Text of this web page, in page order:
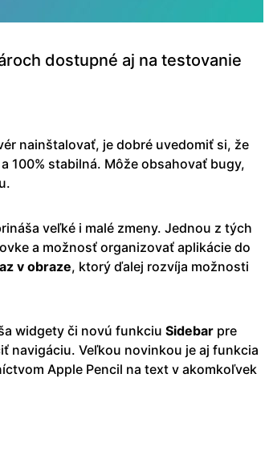
dostupné aj na testovanie
nainštalovať, je dobré uvedomiť si, že
100% stabilná. Môže obsahovať bugy,
veľké i malé zmeny. Jednou z tých
a možnosť organizovať aplikácie do
v obraze, ktorý ďalej rozvíja možnosti
widgety či novú funkciu Sidebar pre
navigáciu. Veľkou novinkou je aj funkcia
Apple Pencil na text v akomkoľvek